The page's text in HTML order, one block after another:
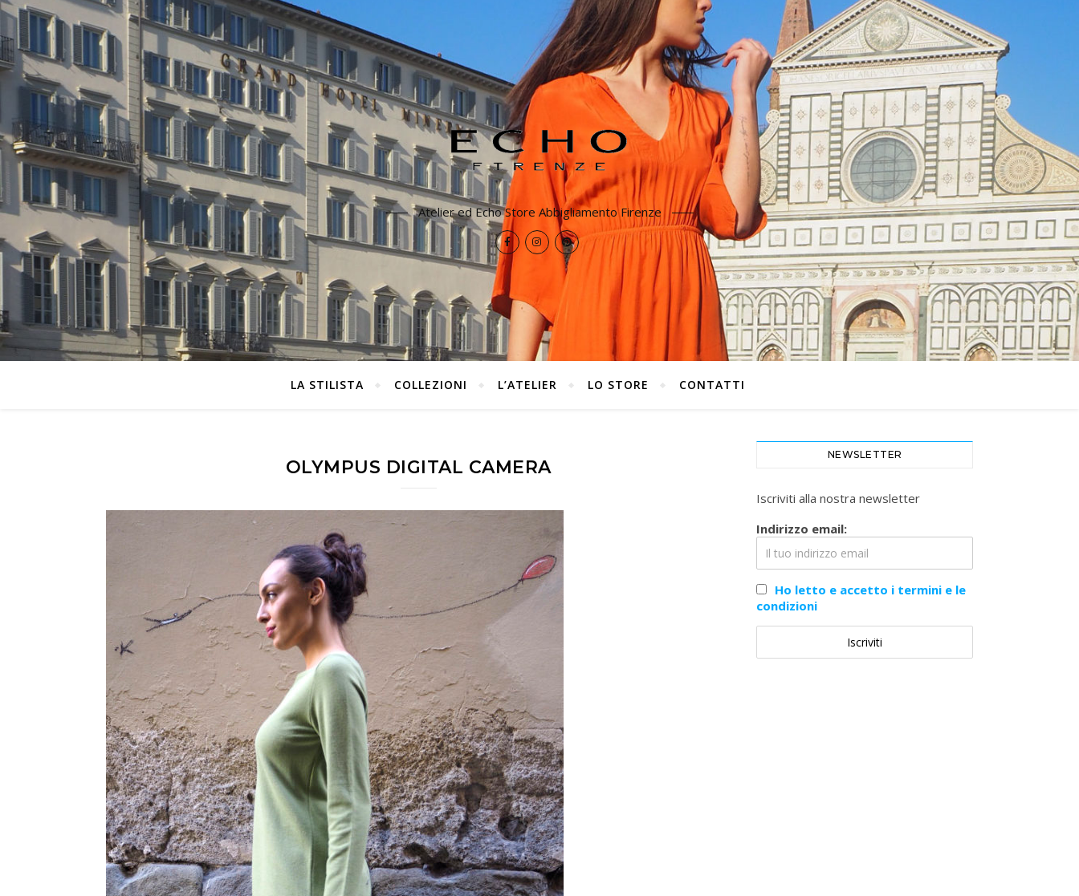
Atelier ed Echo Store Abbigliamento Firenze
LA STILISTA COLLEZIONI L’ATELIER LO STORE CONTATTI
OLYMPUS DIGITAL CAMERA
NEWSLETTER
Iscriviti alla nostra newsletter
Indirizzo email:
Ho letto e accetto i termini e le
condizioni